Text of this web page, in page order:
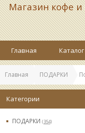
Магазин кофе и
Главная Каталог
Главная ПОДАРКИ
Категории
ПОДАРКИ (354)